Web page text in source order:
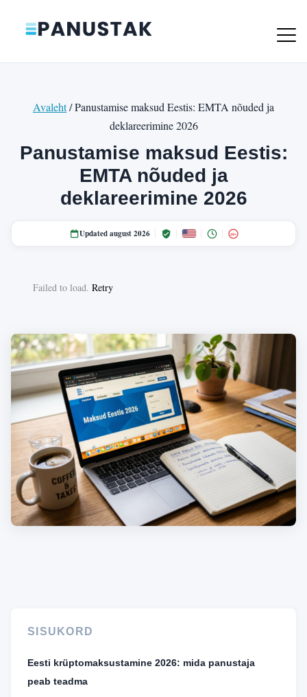
Avaleht/ Panustamise maksud Eestis: EMTA nõuded ja
deklareerimine 2026
Panustamise maksud Eestis:
EMTA nõuded ja
deklareerimine 2026
Updated august 2026 18+
Failed to load. Retry
SISUKORD
Eesti krüptomaksustamine 2026: mida panustaja
peab teadma